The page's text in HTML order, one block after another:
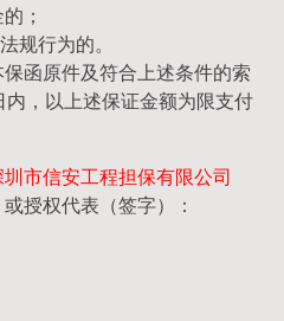
；
规行为的。
函原件及符合上述条件的索
，以上述保证金额为限支付
圳市信安工程担保有限公司
授权代表（签字）：